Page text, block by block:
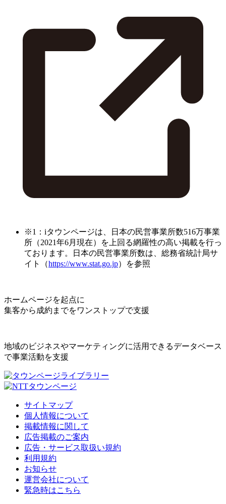
※1：iタウンページは、日本の民営事業所数516万事業
所（2021年6月現在）を上回る網羅性の高い掲載を行っ
ております。日本の民営事業所数は、総務省統計局サ
イト（https://www.stat.go.jp）を参照
ホームページを起点に
集客から成約までをワンストップで支援
地域のビジネスやマーケティングに活用できるデータベース
で事業活動を支援
サイトマップ
個人情報について
掲載情報に関して
広告掲載のご案内
広告・サービス取扱い規約
利用規約
お知らせ
運営会社について
緊急時はこちら